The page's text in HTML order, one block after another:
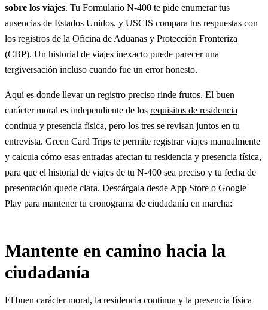
sobre los viajes. Tu Formulario N-400 te pide enumerar tus
ausencias de Estados Unidos, y USCIS compara tus respuestas con
los registros de la Oficina de Aduanas y Protección Fronteriza
(CBP). Un historial de viajes inexacto puede parecer una
tergiversación incluso cuando fue un error honesto.
Aquí es donde llevar un registro preciso rinde frutos. El buen
carácter moral es independiente de los requisitos de residencia
continua y presencia física, pero los tres se revisan juntos en tu
entrevista. Green Card Trips te permite registrar viajes manualmente
y calcula cómo esas entradas afectan tu residencia y presencia física,
para que el historial de viajes de tu N-400 sea preciso y tu fecha de
presentación quede clara. Descárgala desde App Store o Google
Play para mantener tu cronograma de ciudadanía en marcha:
Mantente en camino hacia la
ciudadanía
El buen carácter moral, la residencia continua y la presencia física